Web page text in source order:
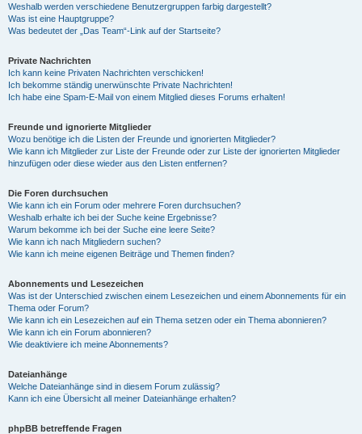
Weshalb werden verschiedene Benutzergruppen farbig dargestellt?
Was ist eine Hauptgruppe?
Was bedeutet der „Das Team“-Link auf der Startseite?
Private Nachrichten
Ich kann keine Privaten Nachrichten verschicken!
Ich bekomme ständig unerwünschte Private Nachrichten!
Ich habe eine Spam-E-Mail von einem Mitglied dieses Forums erhalten!
Freunde und ignorierte Mitglieder
Wozu benötige ich die Listen der Freunde und ignorierten Mitglieder?
Wie kann ich Mitglieder zur Liste der Freunde oder zur Liste der ignorierten Mitglieder
hinzufügen oder diese wieder aus den Listen entfernen?
Die Foren durchsuchen
Wie kann ich ein Forum oder mehrere Foren durchsuchen?
Weshalb erhalte ich bei der Suche keine Ergebnisse?
Warum bekomme ich bei der Suche eine leere Seite?
Wie kann ich nach Mitgliedern suchen?
Wie kann ich meine eigenen Beiträge und Themen finden?
Abonnements und Lesezeichen
Was ist der Unterschied zwischen einem Lesezeichen und einem Abonnements für ein
Thema oder Forum?
Wie kann ich ein Lesezeichen auf ein Thema setzen oder ein Thema abonnieren?
Wie kann ich ein Forum abonnieren?
Wie deaktiviere ich meine Abonnements?
Dateianhänge
Welche Dateianhänge sind in diesem Forum zulässig?
Kann ich eine Übersicht all meiner Dateianhänge erhalten?
phpBB betreffende Fragen